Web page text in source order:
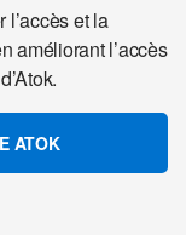
l’accès et la
améliorant l’accès
ATOK